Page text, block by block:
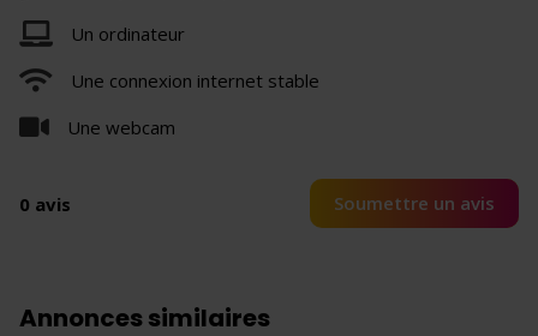
Un ordinateur
Une connexion internet stable
Une webcam
0 avis Soumettre un avis
Annonces similaires